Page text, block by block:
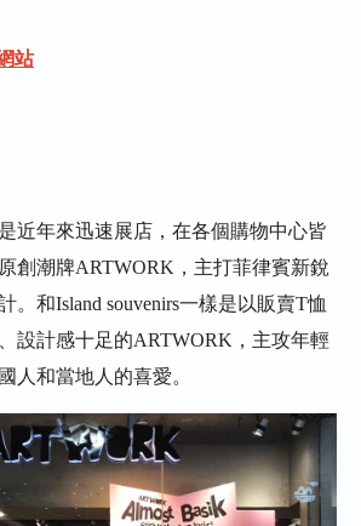
站
近年來迅速展店，在各個購物中心皆
創潮牌ARTWORK，主打菲律賓新銳
。和Island souvenirs一樣是以販賣T恤
設計感十足的ARTWORK，主攻年輕
人和當地人的喜愛。